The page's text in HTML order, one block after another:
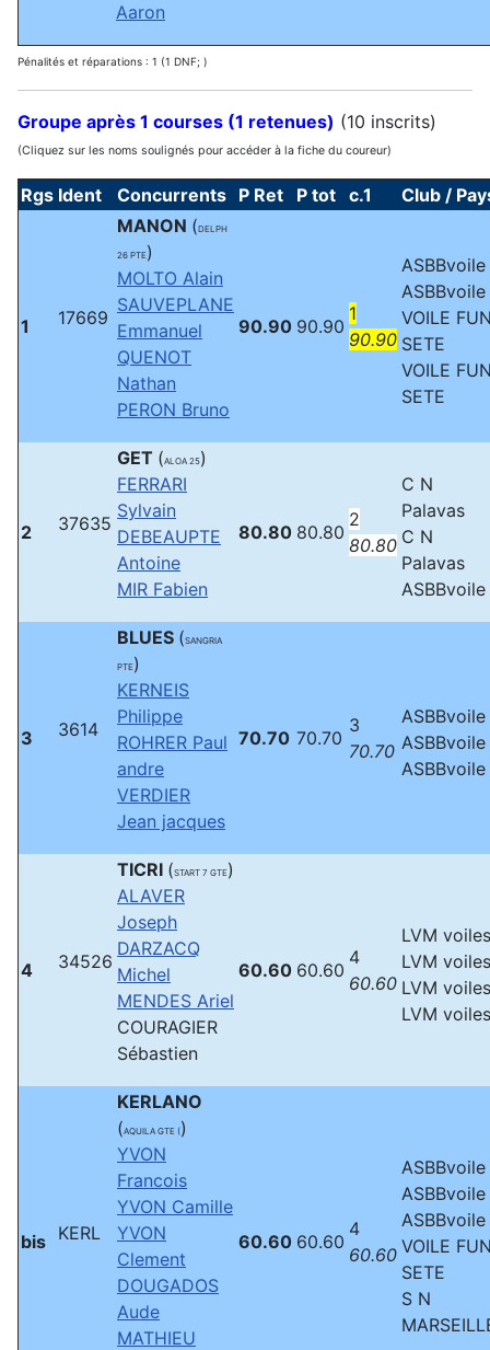
Aaron
Pénalités et réparations : 1 (1 DNF; )
Groupe après 1 courses (1 retenues) (10 inscrits)
(Cliquez sur les noms soulignés pour accéder à la fiche du coureur)
Rgs Ident Concurrents P Ret P tot c.1 Club /
1 17669
MANON (DELPH
26 PTE)
MOLTO Alain
SAUVEPLANE
Emmanuel
QUENOT
Nathan
PERON Bruno
90.90 90.90
1
90.90
ASBBvoile
ASBBvoile
VOILE
SETE
VOILE
SETE
2 37635
GET (ALOA 25)
FERRARI
Sylvain
DEBEAUPTE
Antoine
MIR Fabien
80.80 80.80
2
80.80
C N
Palavas
C N
Palavas
ASBBvoile
3 3614
BLUES (SANGRIA
PTE)
KERNEIS
Philippe
ROHRER Paul
andre
VERDIER
Jean jacques
70.70 70.70
3
70.70
ASBBvoile
ASBBvoile
ASBBvoile
4 34526
TICRI (START 7 GTE)
ALAVER
Joseph
DARZACQ
Michel
MENDES Ariel
COURAGIER
Sébastien
60.60 60.60
4
60.60
LVM voiles
LVM voiles
LVM voiles
LVM voiles
bis KERL
KERLANO
(AQUILA GTE ()
YVON
Francois
YVON Camille
YVON
Clement
DOUGADOS
Aude
MATHIEU
60.60 60.60
4
60.60
ASBBvoile
ASBBvoile
ASBBvoile
VOILE
SETE
S N